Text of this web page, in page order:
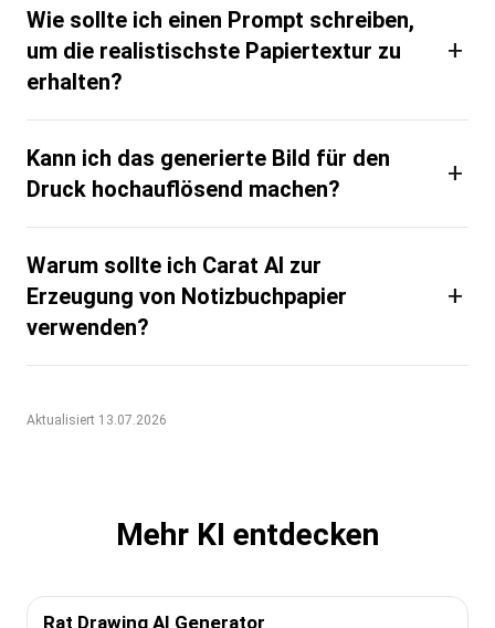
Wie sollte ich einen Prompt schreiben,
um die realistischste Papiertextur zu
erhalten?
+
Kann ich das generierte Bild für den
Druck hochauflösend machen?
+
Warum sollte ich Carat AI zur
Erzeugung von Notizbuchpapier
verwenden?
+
Aktualisiert 13.07.2026
Mehr KI entdecken
Rat Drawing AI Generator